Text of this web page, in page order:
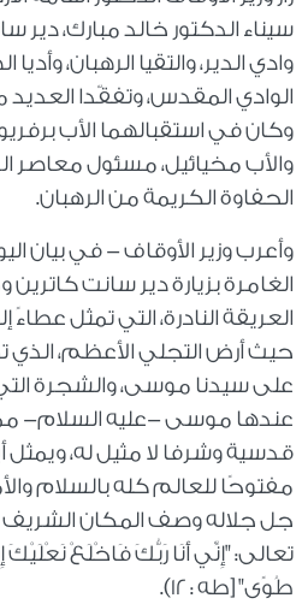
سيناء الدكتور خالد مبارك، دير
وادي الدير، والتقيا الرهبان،
الوادي المقدس، وتفقّدا العديد
وكان في استقبالهما الأب
والأب مخيائيل، مسئول معاصر
الحفاوة الكريمة من الرهبان.
وأعرب وزير الأوقاف - في بيان
الغامرة بزيارة دير سانت
العريقة النادرة، التي تمثل عطاءً
حيث أرض التجلي الأعظم، الذي
على سيدنا موسى، والشجرة
عندها موسى -عليه السلام-
قدسية وشرفا لا مثيل له، ويمثل
مفتوحًا للعالم كله بالسلام
جل جلاله وصف المكان الشريف
تعالى: "إِنِّي أَنَا رَبُّكَ فَاخْلَعْ
طُوًى" [طه : 12).